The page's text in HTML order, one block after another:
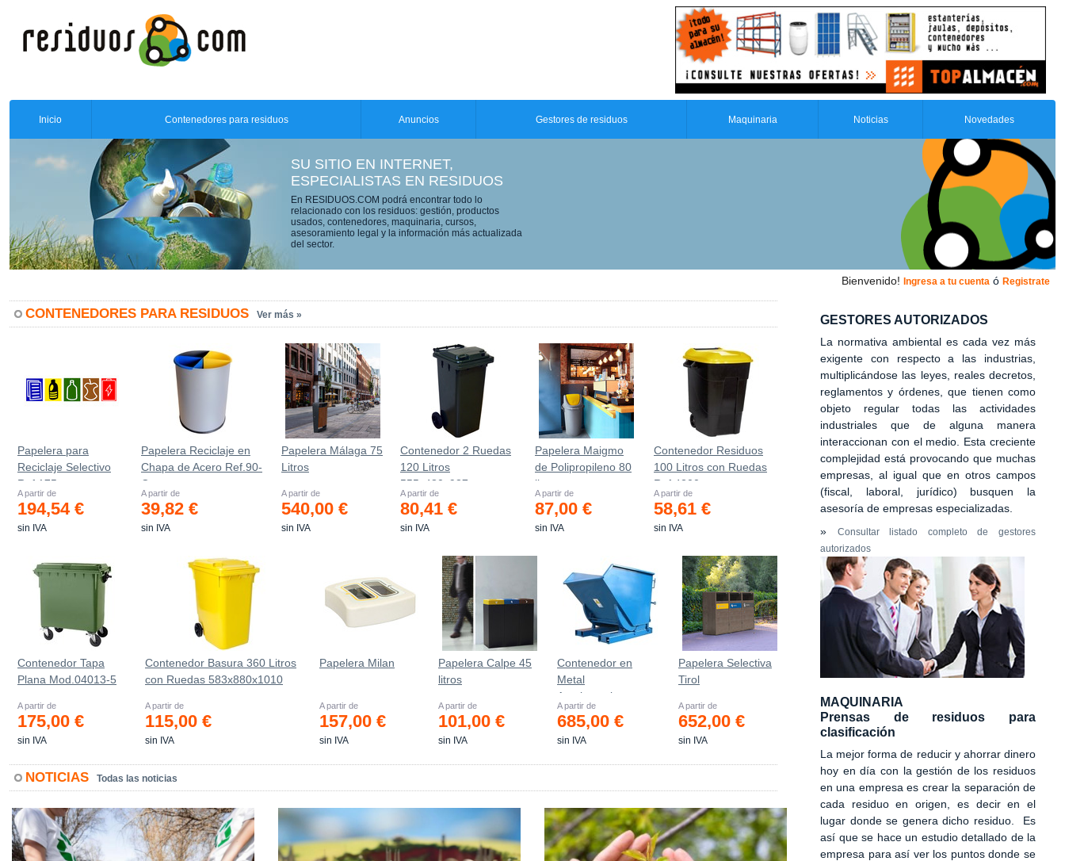
Inicio Contenedores para residuos Anuncios Gestores de residuos Maquinaria Noticias Novedades
SU SITIO EN INTERNET,
ESPECIALISTAS EN RESIDUOS
En RESIDUOS.COM podrá encontrar todo lo
relacionado con los residuos: gestión, productos
usados, contenedores, maquinaria, cursos,
asesoramiento legal y la información más actualizada
del sector.
Bienvenido! Ingresa a tu cuenta ó Registrate
CONTENEDORES PARA RESIDUOS Ver más »
Papelera para
Reciclaje Selectivo
Ref.175
A partir de
194,54 €
sin IVA
Papelera Reciclaje en
Chapa de Acero Ref.90-
C
A partir de
39,82 €
sin IVA
Papelera Málaga 75
Litros
A partir de
540,00 €
sin IVA
Contenedor 2 Ruedas
120 Litros
555х480х937mm
A partir de
80,41 €
sin IVA
Papelera Maigmo
de Polipropileno 80
litros
A partir de
87,00 €
sin IVA
Contenedor Residuos
100 Litros con Ruedas
Ref.4200
A partir de
58,61 €
sin IVA
Contenedor Tapa
Plana Mod.04013-5
A partir de
175,00 €
sin IVA
Contenedor Basura 360 Litros
con Ruedas 583x880x1010
A partir de
115,00 €
sin IVA
Papelera Milan
A partir de
157,00 €
sin IVA
Papelera Calpe 45
litros
A partir de
101,00 €
sin IVA
Contenedor en
Metal
Autobasculante
Estanco *
A partir de
685,00 €
sin IVA
Papelera Selectiva
Tirol
A partir de
652,00 €
sin IVA
NOTICIAS Todas las noticias
GESTORES AUTORIZADOS
La normativa ambiental es cada vez más
exigente con respecto a las industrias,
multiplicándose las leyes, reales decretos,
reglamentos y órdenes, que tienen como
objeto regular todas las actividades
industriales que de alguna manera
interaccionan con el medio. Esta creciente
complejidad está provocando que muchas
empresas, al igual que en otros campos
(fiscal, laboral, jurídico) busquen la
asesoría de empresas especializadas.
» Consultar listado completo de gestores
autorizados
MAQUINARIA
Prensas de residuos para
clasificación
La mejor forma de reducir y ahorrar dinero
hoy en día con la gestión de los residuos
en una empresa es crear la separación de
cada residuo en origen, es decir en el
lugar donde se genera dicho residuo. Es
así que se hace un estudio detallado de la
empresa para así ver los puntos donde se